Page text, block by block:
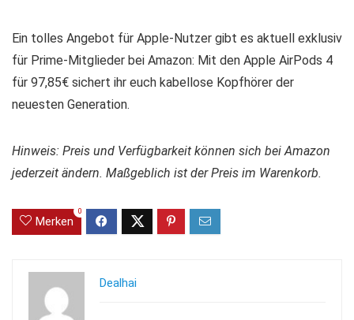
Ein tolles Angebot für Apple-Nutzer gibt es aktuell exklusiv
für Prime-Mitglieder bei Amazon: Mit den Apple AirPods 4
für 97,85€ sichert ihr euch kabellose Kopfhörer der
neuesten Generation.
Hinweis: Preis und Verfügbarkeit können sich bei Amazon
jederzeit ändern. Maßgeblich ist der Preis im Warenkorb.
Merken
0
Dealhai